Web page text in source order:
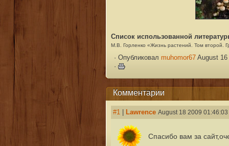
Список использованной
М.В. Горленко «Жизнь растений. Том второй.
· Опубликовал muhomor67 August
·
Комментарии
#1 | Lawrence August 18 2009 01:46:03
Спасибо вам за